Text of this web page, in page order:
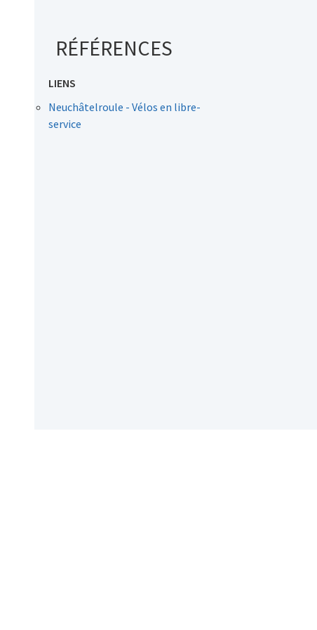
RÉFÉRENCES
LIENS
Neuchâtelroule - Vélos en libre-
service